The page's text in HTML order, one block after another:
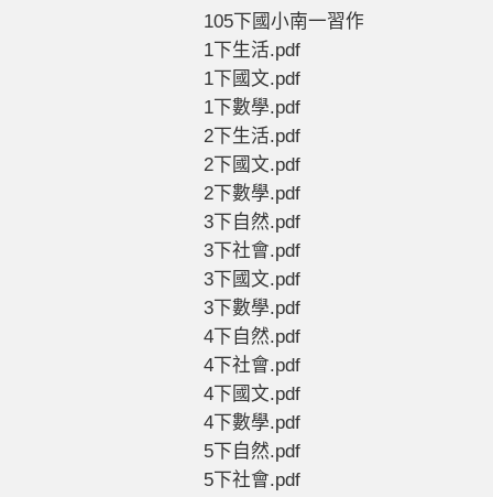
105下國小南一習作
1下生活.pdf
1下國文.pdf
1下數學.pdf
2下生活.pdf
2下國文.pdf
2下數學.pdf
3下自然.pdf
3下社會.pdf
3下國文.pdf
3下數學.pdf
4下自然.pdf
4下社會.pdf
4下國文.pdf
4下數學.pdf
5下自然.pdf
5下社會.pdf